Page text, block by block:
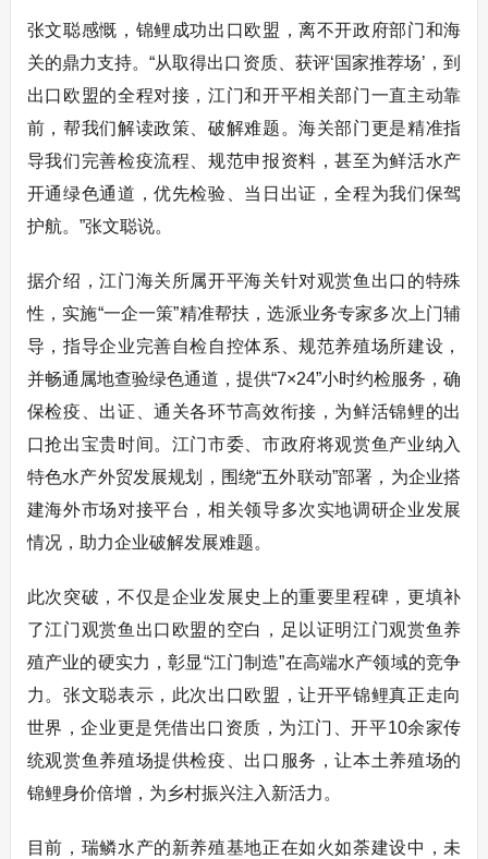
张文聪感慨，锦鲤成功出口欧盟，离不开政府部门和海
关的鼎力支持。“从取得出口资质、获评‘国家推荐场’，到
出口欧盟的全程对接，江门和开平相关部门一直主动靠
前，帮我们解读政策、破解难题。海关部门更是精准指
导我们完善检疫流程、规范申报资料，甚至为鲜活水产
开通绿色通道，优先检验、当日出证，全程为我们保驾
护航。”张文聪说。
据介绍，江门海关所属开平海关针对观赏鱼出口的特殊
性，实施“一企一策”精准帮扶，选派业务专家多次上门辅
导，指导企业完善自检自控体系、规范养殖场所建设，
并畅通属地查验绿色通道，提供“7×24”小时约检服务，确
保检疫、出证、通关各环节高效衔接，为鲜活锦鲤的出
口抢出宝贵时间。江门市委、市政府将观赏鱼产业纳入
特色水产外贸发展规划，围绕“五外联动”部署，为企业搭
建海外市场对接平台，相关领导多次实地调研企业发展
情况，助力企业破解发展难题。
此次突破，不仅是企业发展史上的重要里程碑，更填补
了江门观赏鱼出口欧盟的空白，足以证明江门观赏鱼养
殖产业的硬实力，彰显“江门制造”在高端水产领域的竞争
力。张文聪表示，此次出口欧盟，让开平锦鲤真正走向
世界，企业更是凭借出口资质，为江门、开平10余家传
统观赏鱼养殖场提供检疫、出口服务，让本土养殖场的
锦鲤身价倍增，为乡村振兴注入新活力。
目前，瑞鳞水产的新养殖基地正在如火如荼建设中，未